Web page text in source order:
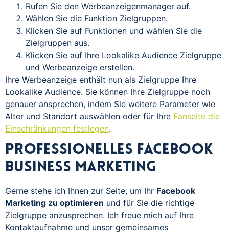
Rufen Sie den Werbeanzeigenmanager auf.
Wählen Sie die Funktion Zielgruppen.
Klicken Sie auf Funktionen und wählen Sie die
Zielgruppen aus.
Klicken Sie auf Ihre Lookalike Audience Zielgruppe
und Werbeanzeige erstellen.
Ihre Werbeanzeige enthält nun als Zielgruppe Ihre
Lookalike Audience. Sie können Ihre Zielgruppe noch
genauer ansprechen, indem Sie weitere Parameter wie
Alter und Standort auswählen oder für Ihre Fanseite die
Einschränkungen festlegen.
Professionelles Facebook
Business Marketing
Gerne stehe ich Ihnen zur Seite, um Ihr Facebook
Marketing zu optimieren und für Sie die richtige
Zielgruppe anzusprechen. Ich freue mich auf Ihre
Kontaktaufnahme und unser gemeinsames